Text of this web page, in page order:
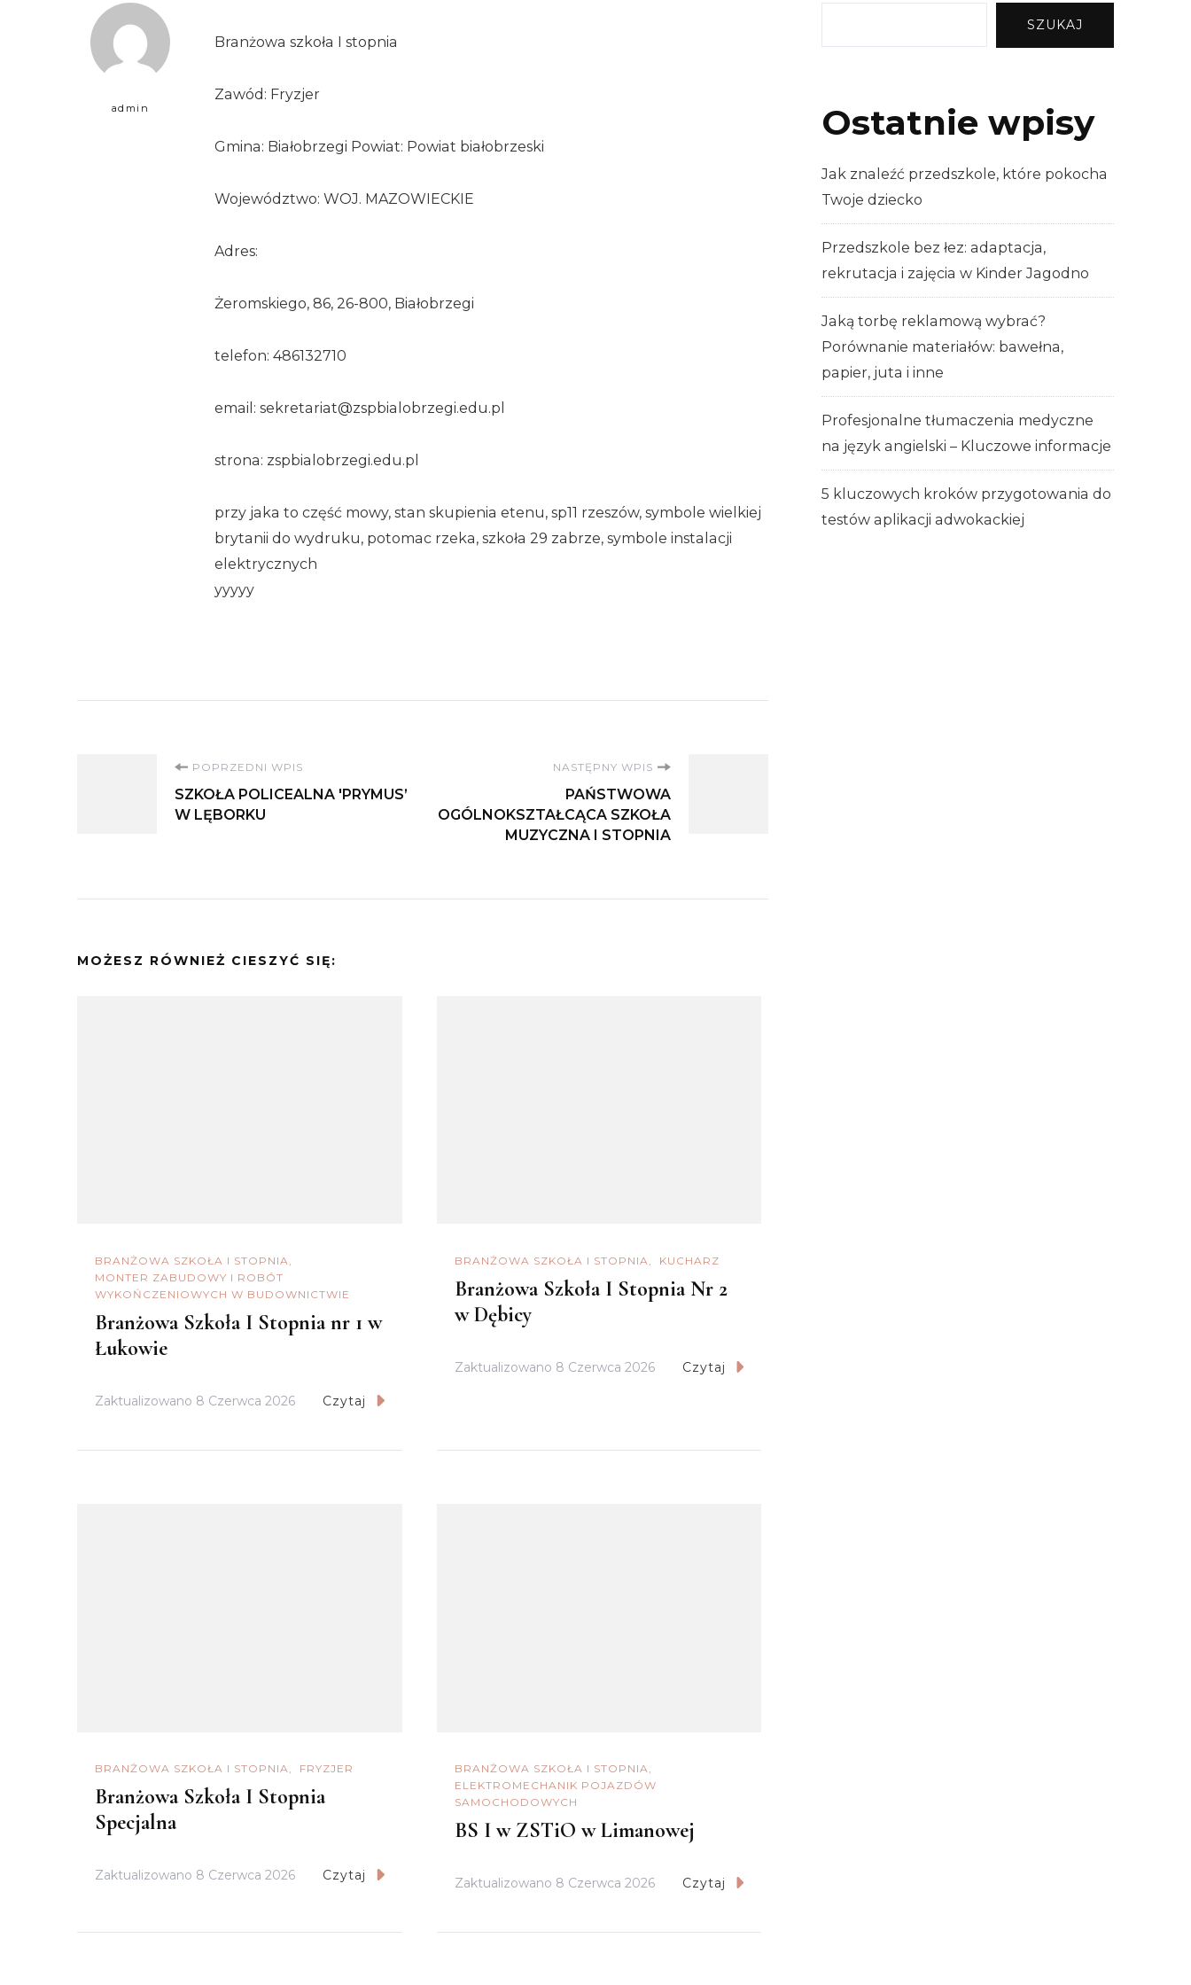
admin
Branżowa szkoła I stopnia
Zawód: Fryzjer
Gmina: Białobrzegi Powiat: Powiat białobrzeski
Województwo: WOJ. MAZOWIECKIE
Adres:
Żeromskiego, 86, 26-800, Białobrzegi
telefon: 486132710
email: sekretariat@zspbialobrzegi.edu.pl
strona: zspbialobrzegi.edu.pl
przy jaka to część mowy, stan skupienia etenu, sp11 rzeszów, symbole wielkiej
brytanii do wydruku, potomac rzeka, szkoła 29 zabrze, symbole instalacji
elektrycznych
yyyyy
Nawigacja
wpisu
POPRZEDNI WPIS
SZKOŁA POLICEALNA 'PRYMUS’
W LĘBORKU
NASTĘPNY WPIS
PAŃSTWOWA
OGÓLNOKSZTAŁCĄCA SZKOŁA
MUZYCZNA I STOPNIA
MOŻESZ RÓWNIEŻ CIESZYĆ SIĘ:
BRANŻOWA SZKOŁA I STOPNIA
MONTER ZABUDOWY I ROBÓT
WYKOŃCZENIOWYCH W BUDOWNICTWIE
Branżowa Szkoła I Stopnia nr 1 w
Łukowie
Zaktualizowano 8 Czerwca 2026 Czytaj
BRANŻOWA SZKOŁA I STOPNIA KUCHARZ
Branżowa Szkoła I Stopnia Nr 2
w Dębicy
Zaktualizowano 8 Czerwca 2026 Czytaj
BRANŻOWA SZKOŁA I STOPNIA FRYZJER
Branżowa Szkoła I Stopnia
Specjalna
Zaktualizowano 8 Czerwca 2026 Czytaj
BRANŻOWA SZKOŁA I STOPNIA
ELEKTROMECHANIK POJAZDÓW
SAMOCHODOWYCH
BS I w ZSTiO w Limanowej
Zaktualizowano 8 Czerwca 2026 Czytaj
SZUKAJ
Ostatnie wpisy
Jak znaleźć przedszkole, które pokocha
Twoje dziecko
Przedszkole bez łez: adaptacja,
rekrutacja i zajęcia w Kinder Jagodno
Jaką torbę reklamową wybrać?
Porównanie materiałów: bawełna,
papier, juta i inne
Profesjonalne tłumaczenia medyczne
na język angielski – Kluczowe informacje
5 kluczowych kroków przygotowania do
testów aplikacji adwokackiej